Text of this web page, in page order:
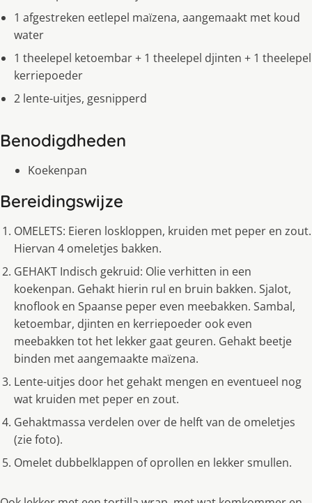
1 afgestreken eetlepel maïzena, aangemaakt met koud
water
1 theelepel ketoembar + 1 theelepel djinten + 1 theelepel
kerriepoeder
2 lente-uitjes, gesnipperd
Benodigdheden
Koekenpan
Bereidingswijze
OMELETS: Eieren loskloppen, kruiden met peper en zout.
Hiervan 4 omeletjes bakken.
GEHAKT Indisch gekruid: Olie verhitten in een
koekenpan. Gehakt hierin rul en bruin bakken. Sjalot,
knoflook en Spaanse peper even meebakken. Sambal,
ketoembar, djinten en kerriepoeder ook even
meebakken tot het lekker gaat geuren. Gehakt beetje
binden met aangemaakte maïzena.
Lente-uitjes door het gehakt mengen en eventueel nog
wat kruiden met peper en zout.
Gehaktmassa verdelen over de helft van de omeletjes
(zie foto).
Omelet dubbelklappen of oprollen en lekker smullen.